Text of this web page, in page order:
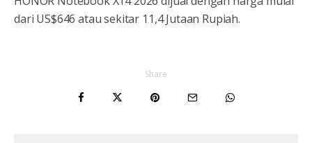
dari US$646 atau sekitar 11,4 Jutaan Rupiah.
Share